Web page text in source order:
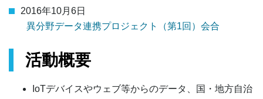
2016年10月6日
異分野データ連携プロジェクト（第1回）会合
活動概要
IoTデバイスやウェブ等からのデータ、国・地方自治